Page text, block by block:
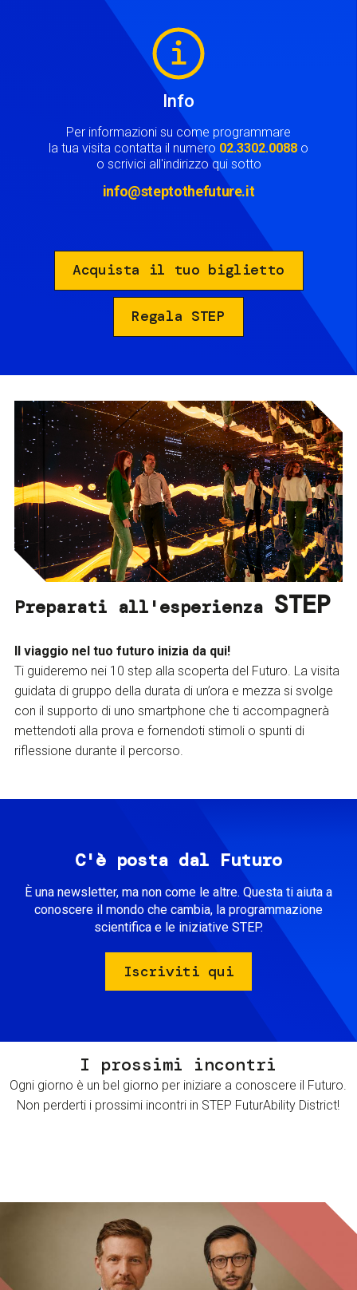
Info
Per informazioni su come programmare
la tua visita contatta il numero 02.3302.0088 o
o scrivici all'indirizzo qui sotto
info@steptothefuture.it
Acquista il tuo biglietto
Regala STEP
Preparati all'esperienza STEP
Il viaggio nel tuo futuro inizia da qui!
Ti guideremo nei 10 step alla scoperta del Futuro. La visita
guidata di gruppo della durata di un’ora e mezza si svolge
con il supporto di uno smartphone che ti accompagnerà
mettendoti alla prova e fornendoti stimoli o spunti di
riflessione durante il percorso.
C'è posta dal Futuro
È una newsletter, ma non come le altre. Questa ti aiuta a
conoscere il mondo che cambia, la programmazione
scientifica e le iniziative STEP.
Iscriviti qui
I prossimi incontri
Ogni giorno è un bel giorno per iniziare a conoscere il Futuro.
Non perderti i prossimi incontri in STEP FuturAbility District!